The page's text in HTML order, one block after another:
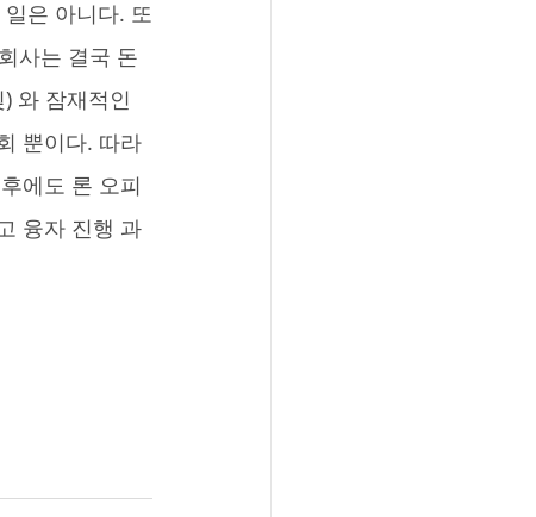
사는 결국 돈
와 잠재적인
뿐이다. 따라
에도 론 오피
융자 진행 과